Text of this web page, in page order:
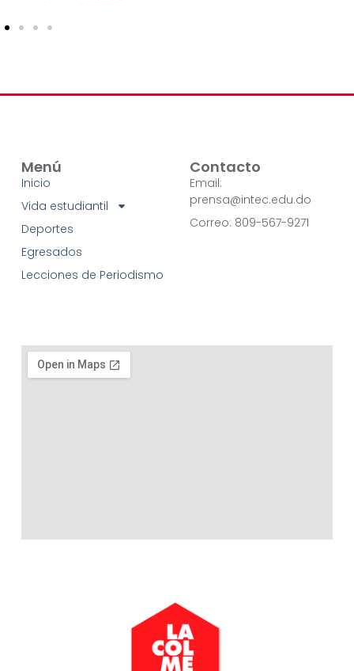
Menú
Inicio
Vida estudiantil
Deportes
Egresados
Lecciones de Periodismo
Contacto
Email:
prensa@intec.edu.do
Correo: 809-567-9271